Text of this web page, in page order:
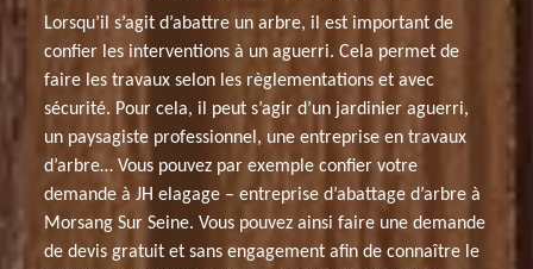
Lorsqu’il s’agit d’abattre un arbre, il est important de
confier les interventions à un aguerri. Cela permet de
faire les travaux selon les règlementations et avec
sécurité. Pour cela, il peut s’agir d’un jardinier aguerri,
un paysagiste professionnel, une entreprise en travaux
d’arbre… Vous pouvez par exemple confier votre
demande à JH elagage – entreprise d’abattage d’arbre à
Morsang Sur Seine. Vous pouvez ainsi faire une demande
de devis gratuit et sans engagement afin de connaître le